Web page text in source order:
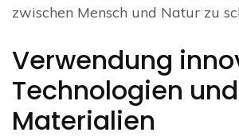
zwischen Mensch und Natur zu
Verwendung
Technologien und
Materialien